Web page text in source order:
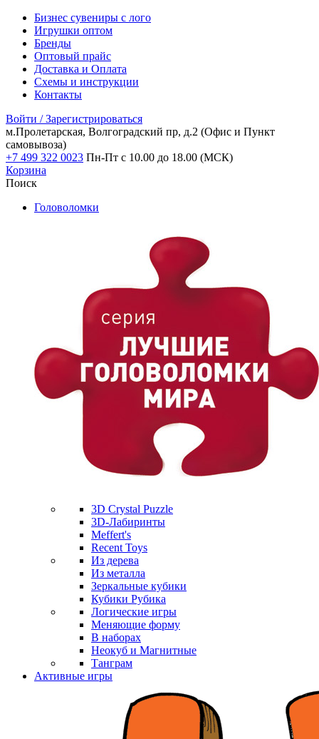
Бизнес сувениры с лого
Игрушки оптом
Бренды
Оптовый прайс
Доставка и Оплата
Схемы и инструкции
Контакты
Войти / Зарегистрироваться
м.Пролетарская, Волгоградский пр, д.2 (Офис и Пункт
самовывоза)
+7 499 322 0023 Пн-Пт с 10.00 до 18.00 (МСК)
Корзина
Поиск
Головоломки
3D Crystal Puzzle
3D-Лабиринты
Meffert's
Recent Toys
Из дерева
Из металла
Зеркальные кубики
Кубики Рубика
Логические игры
Меняющие форму
В наборах
Неокуб и Магнитные
Танграм
Активные игры